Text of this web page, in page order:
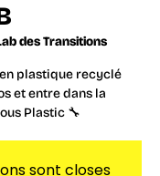
des Transitions
plastique recyclé
et entre dans la
Plastic 🔧
sont closes